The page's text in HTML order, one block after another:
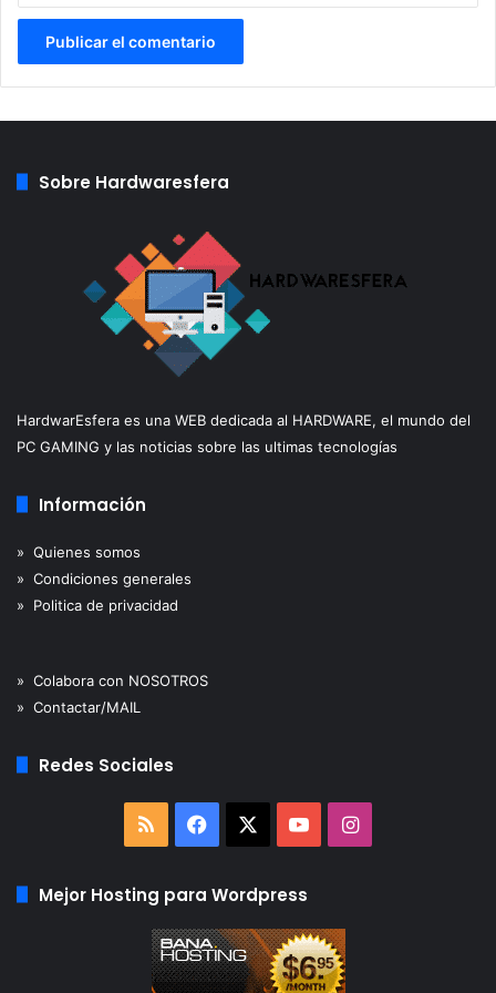
refrigeración usado…
Sobre Hardwaresfera
HardwarEsfera es una WEB dedicada al HARDWARE, el mundo del
PC GAMING y las noticias sobre las ultimas tecnologías
Información
» Quienes somos
» Condiciones generales
» Politica de privacidad
» Colabora con NOSOTROS
» Contactar/MAIL
Redes Sociales
RSS Facebook YouTubeInstagram
Mejor Hosting para Wordpress